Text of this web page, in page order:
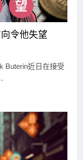
令他失望
Buterin近日在接受